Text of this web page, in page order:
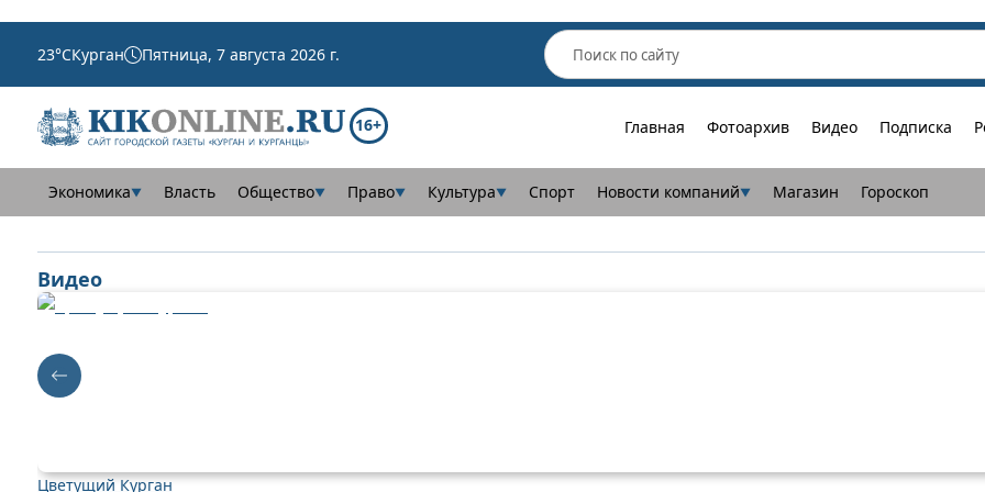
23°CКурган Пятница, 7 августа 2026 г.
16+ Главная Фотоархив Видео Подписка
Экономика▼ Власть Общество▼ Право▼ Культура▼ Спорт Новости компаний▼ Магазин Гороскоп
Видео
Цветущий Курган